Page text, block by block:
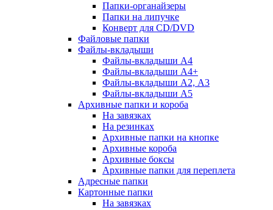
Папки-органайзеры
Папки на липучке
Конверт для CD/DVD
Файловые папки
Файлы-вкладыши
Файлы-вкладыши А4
Файлы-вкладыши А4+
Файлы-вкладыши А2, А3
Файлы-вкладыши А5
Архивные папки и короба
На завязках
На резинках
Архивные папки на кнопке
Архивные короба
Архивные боксы
Архивные папки для переплета
Адресные папки
Картонные папки
На завязках